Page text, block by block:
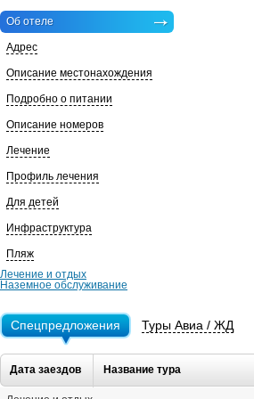
Об отеле
Адрес
Описание местонахождения
Подробно о питании
Описание номеров
Лечение
Профиль лечения
Для детей
Инфраструктура
Пляж
Лечение и отдых
Наземное обслуживание
Спецпредложения Туры Авиа / ЖД
Дата заездов Название тура